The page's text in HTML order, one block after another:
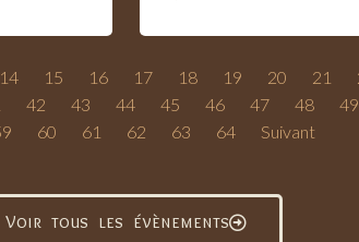
14 15 16 17 18 19 20 21
42 43 44 45 46 47 48 49
60 61 62 63 64 Suivant
Voir tous les évènements